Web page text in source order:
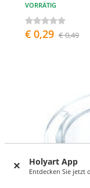
Holyart App
Entdecken Sie jetzt
VORRÄTIG
€ 0,29 € 0,49